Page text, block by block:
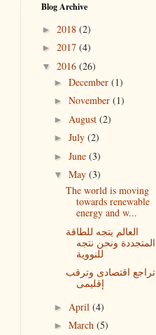
Blog Archive
► 2018 (2)
► 2017 (4)
▼ 2016 (26)
► December (1)
► November (1)
► August (2)
► July (2)
► June (3)
▼ May (3)
The world is moving
towards renewable
energy and w...
العالم يتجه للطاقة
المتجددة ونحن نتجه
للنووية
تراجع اقتصادى وترقب
إقليمى
► April (4)
► March (5)